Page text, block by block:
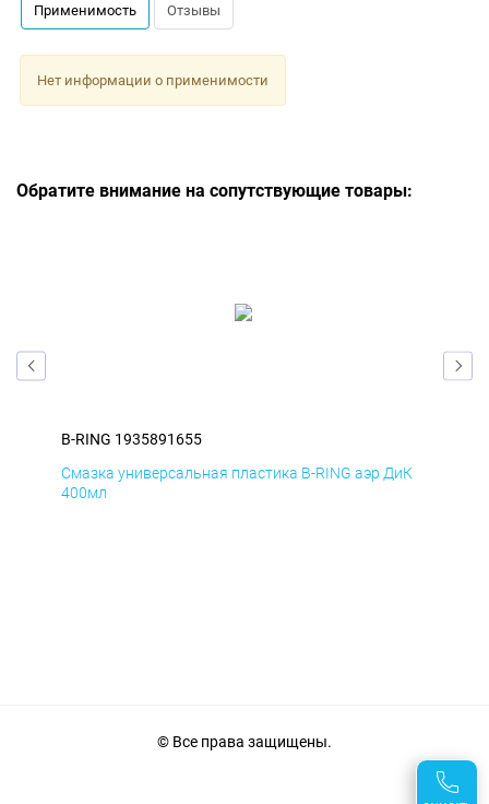
Применимость Отзывы
Нет информации о применимости
Обратите внимание на сопутствующие товары:
B-RING 1935891655
Смазка универсальная пластика B-RING аэр ДиК
400мл
© Все права защищены.